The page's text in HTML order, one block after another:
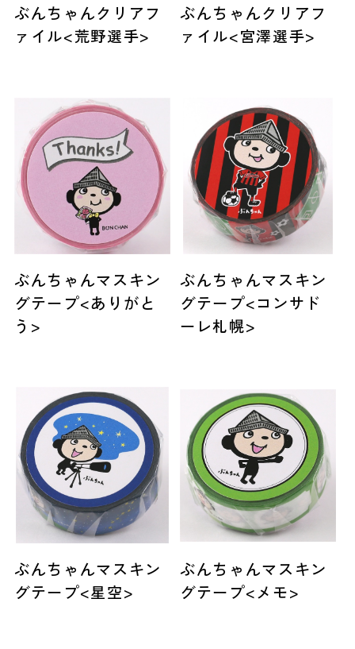
ぶんちゃんクリアフ
ァイル<荒野選手>
ぶんちゃんクリアフ
ァイル<宮澤選手>
ぶんちゃんマスキン
グテープ<ありがと
う>
ぶんちゃんマスキン
グテープ<コンサド
ーレ札幌>
ぶんちゃんマスキン
グテープ<星空>
ぶんちゃんマスキン
グテープ<メモ>